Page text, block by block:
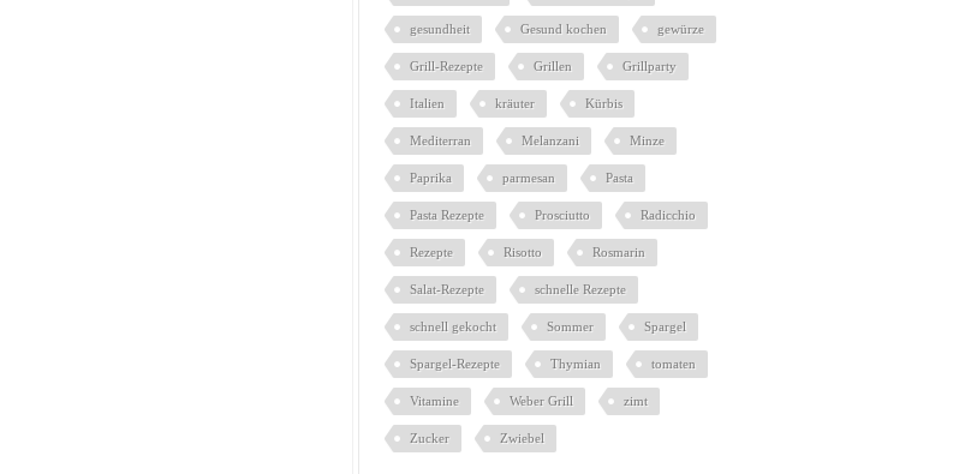
gesundheit Gesund kochen gewürze
Grill-Rezepte Grillen Grillparty
Italien kräuter Kürbis
Mediterran Melanzani Minze
Paprika parmesan Pasta
Pasta Rezepte Prosciutto Radicchio
Rezepte Risotto Rosmarin
Salat-Rezepte schnelle Rezepte
schnell gekocht Sommer Spargel
Spargel-Rezepte Thymian tomaten
Vitamine Weber Grill zimt
Zucker Zwiebel